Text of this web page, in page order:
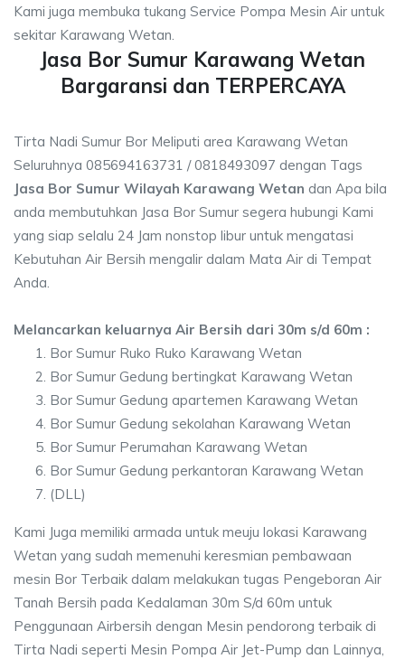
Kami juga membuka tukang Service Pompa Mesin Air untuk
sekitar Karawang Wetan.
Jasa Bor Sumur Karawang Wetan
Bargaransi dan TERPERCAYA
Tirta Nadi Sumur Bor Meliputi area Karawang Wetan
Seluruhnya 085694163731 / 0818493097 dengan Tags
Jasa Bor Sumur Wilayah Karawang Wetan dan Apa bila
anda membutuhkan Jasa Bor Sumur segera hubungi Kami
yang siap selalu 24 Jam nonstop libur untuk mengatasi
Kebutuhan Air Bersih mengalir dalam Mata Air di Tempat
Anda.
Melancarkan keluarnya Air Bersih dari 30m s/d 60m :
Bor Sumur Ruko Ruko Karawang Wetan
Bor Sumur Gedung bertingkat Karawang Wetan
Bor Sumur Gedung apartemen Karawang Wetan
Bor Sumur Gedung sekolahan Karawang Wetan
Bor Sumur Perumahan Karawang Wetan
Bor Sumur Gedung perkantoran Karawang Wetan
(DLL)
Kami Juga memiliki armada untuk meuju lokasi Karawang
Wetan yang sudah memenuhi keresmian pembawaan
mesin Bor Terbaik dalam melakukan tugas Pengeboran Air
Tanah Bersih pada Kedalaman 30m S/d 60m untuk
Penggunaan Airbersih dengan Mesin pendorong terbaik di
Tirta Nadi seperti Mesin Pompa Air Jet-Pump dan Lainnya,